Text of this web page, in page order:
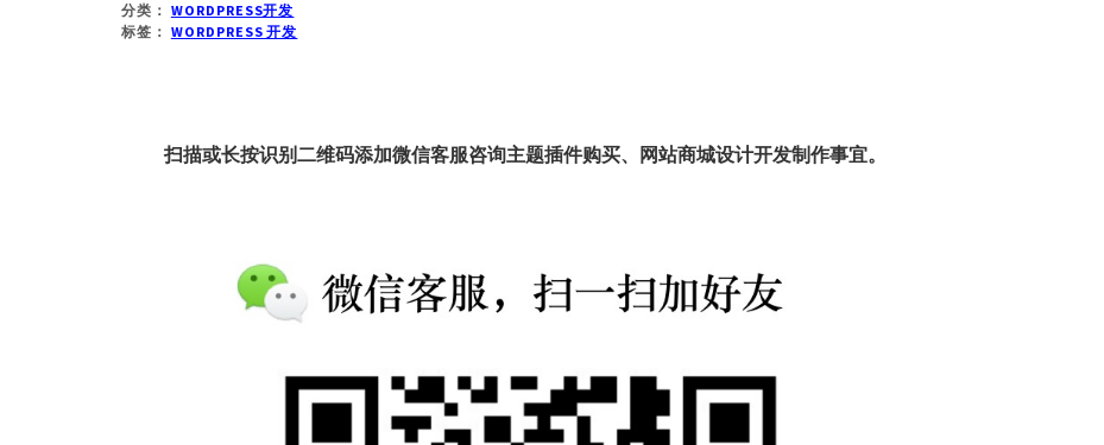
分类： WORDPRESS开发
标签： WORDPRESS 开发
扫描或长按识别二维码添加微信客服咨询主题插件购买、网站商城设计开发制作事宜。